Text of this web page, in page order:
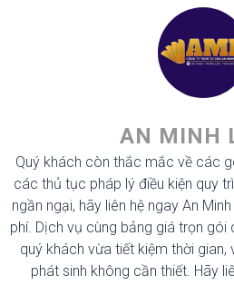
AN MINH
Quý khách còn thắc mắc về các
các thủ tục pháp lý điều kiện quy
ngần ngại, hãy liên hệ ngay An
phí. Dịch vụ cùng bảng giá trọn gói
quý khách vừa tiết kiệm thời
phát sinh không cần thiết. Hãy